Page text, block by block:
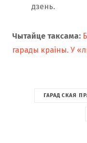
дзень.
Чытайце таксама:
гарады краіны. У
ГАРАДСКАЯ